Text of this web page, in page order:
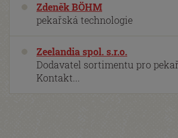
Zdeněk BÖHM
pekařská technologie
Zeelandia spol. s.r.o.
Dodavatel sortimentu pro
Kontakt...